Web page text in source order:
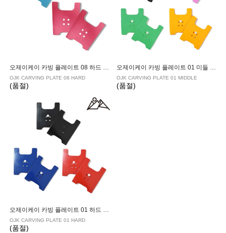
오제이케이 카빙 플레이트 08 하드 프리라이드용
OJK CARVING PLATE 08 HARD
(품절)
오제이케이 카빙 플레이트 01 미들 해머데크용
OJK CARVING PLATE 01 MIDDLE
(품절)
오제이케이 카빙 플레이트 01 하드 해머데크용
OJK CARVING PLATE 01 HARD
(품절)